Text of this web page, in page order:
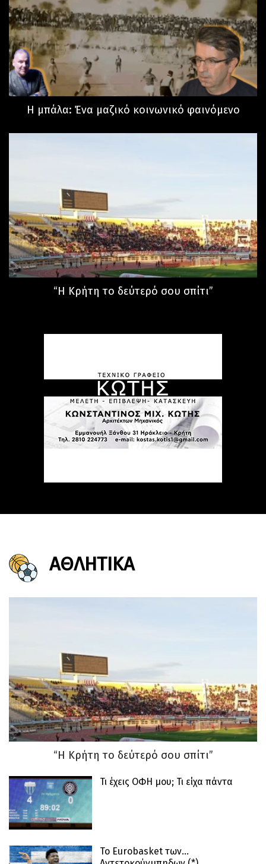
Η μπάλα: Ένα μαζικό κοινωνικό φαινόμενο
“Η Κρήτη το δεύτερό σου σπίτι”
ΑΘΛΗΤΙΚΑ
“Η Κρήτη το δεύτερό σου σπίτι”
Τι έχεις ΟΦΗ μου; Τι είχα πάντα
Το Eurobasket των…